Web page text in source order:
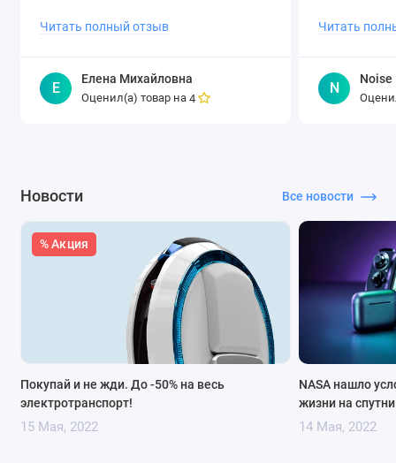
Читать полный отзыв
Е
Елена Михайловна
Оценил(а) товар на 4
Читать
N
Noise
Новости Все новости
% Акция
Покупай и не жди. До -50% на весь
электротранспорт!
15 Мая, 2022
NASA нашло
жизни на
14 Мая, 2022